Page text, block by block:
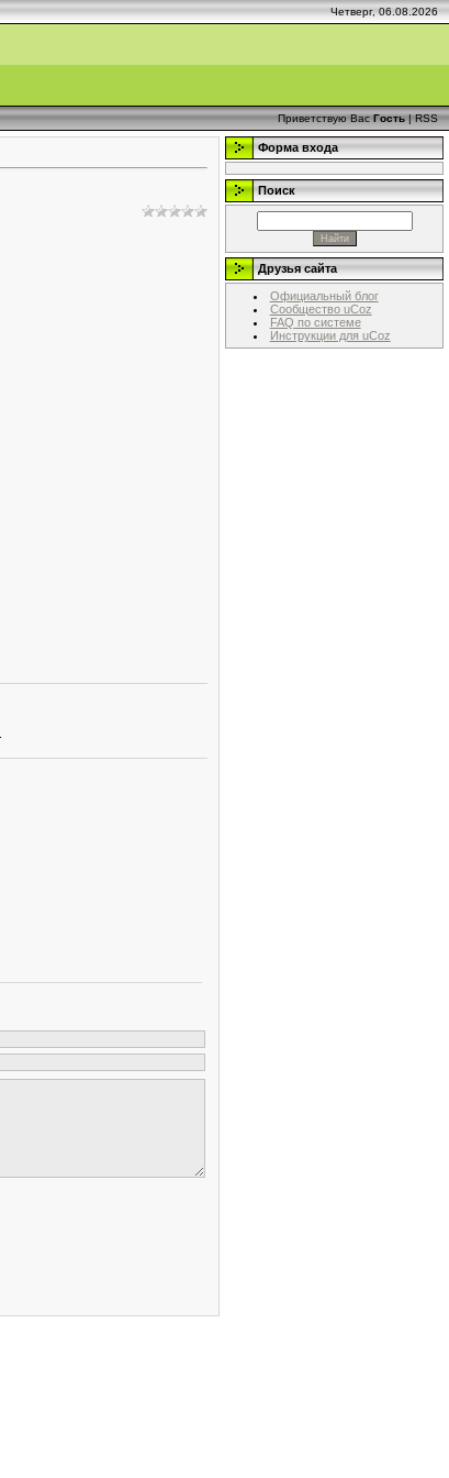
Четверг, 06.08.2026
Приветствую Вас Гость|RSS
Форма входа
Поиск
Друзья сайта
Официальный блог
Сообщество uCoz
FAQ по системе
Инструкции для uCoz